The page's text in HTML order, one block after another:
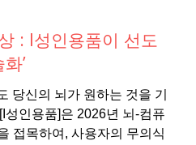
: I성인용품이 선도
’
당신의 뇌가 원하는 것을 기
성인용품]은 2026년 뇌-컴퓨
접목하여, 사용자의 무의식